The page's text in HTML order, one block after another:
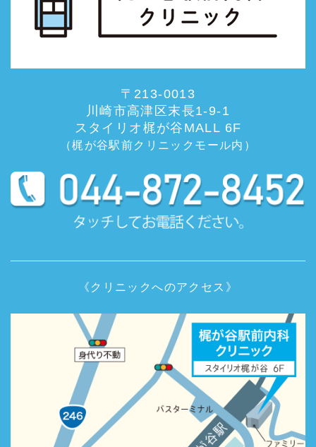
〒213-0013
川崎市高津区末長1-9-1
スタイリオ梶が谷MALL 6F
（梶が谷駅前クリニックモール内）
《クリニックへのアクセス》